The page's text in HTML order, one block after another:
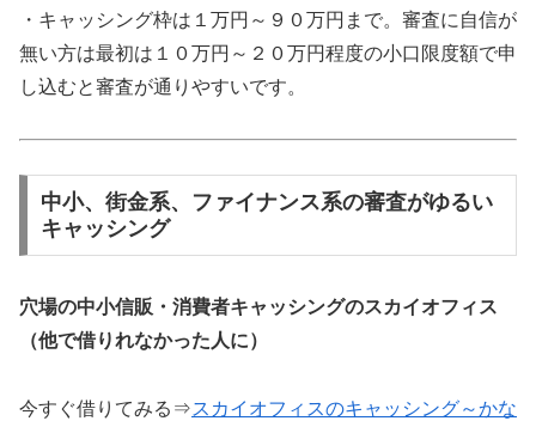
・キャッシング枠は１万円～９０万円まで。審査に自信が
無い方は最初は１０万円～２０万円程度の小口限度額で申
し込むと審査が通りやすいです。
中小、街金系、ファイナンス系の審査がゆるい
キャッシング
穴場の中小信販・消費者キャッシングのスカイオフィス
（他で借りれなかった人に）
今すぐ借りてみる⇒スカイオフィスのキャッシング～かな